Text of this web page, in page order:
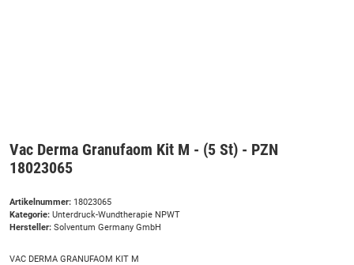
Vac Derma Granufaom Kit M - (5 St) - PZN
18023065
Artikelnummer: 18023065
Kategorie: Unterdruck-Wundtherapie NPWT
Hersteller: Solventum Germany GmbH
VAC DERMA GRANUFAOM KIT M